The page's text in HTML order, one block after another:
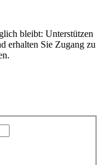
bleibt: Unterstützen
erhalten Sie Zugang zu